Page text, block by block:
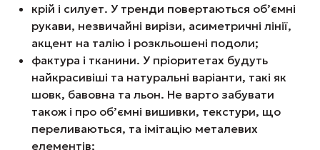
крій і силует. У тренди повертаються об’ємні
рукави, незвичайні вирізи, асиметричні лінії,
акцент на талію і розкльошені подоли;
фактура і тканини. У пріоритетах будуть
найкрасивіші та натуральні варіанти, такі як
шовк, бавовна та льон. Не варто забувати
також і про об’ємні вишивки, текстури, що
переливаються, та імітацію металевих
елементів;